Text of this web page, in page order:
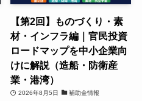
【第2回】ものづくり・素
材・インフラ編｜官民投資
ロードマップを中小企業向
けに解説（造船・防衛産
業・港湾）
2026年8月5日 補助金情報